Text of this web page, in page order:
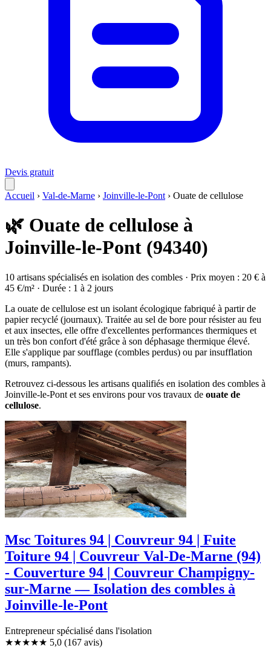
Devis gratuit
Accueil › Val-de-Marne › Joinville-le-Pont › Ouate de cellulose
🌿 Ouate de cellulose à
Joinville-le-Pont (94340)
10 artisans spécialisés en isolation des combles · Prix moyen : 20 € à
45 €/m² · Durée : 1 à 2 jours
La ouate de cellulose est un isolant écologique fabriqué à partir de
papier recyclé (journaux). Traitée au sel de bore pour résister au feu
et aux insectes, elle offre d'excellentes performances thermiques et
un très bon confort d'été grâce à son déphasage thermique élevé.
Elle s'applique par soufflage (combles perdus) ou par insufflation
(murs, rampants).
Retrouvez ci-dessous les artisans qualifiés en isolation des combles à
Joinville-le-Pont et ses environs pour vos travaux de ouate de
cellulose.
Msc Toitures 94 | Couvreur 94 | Fuite
Toiture 94 | Couvreur Val-De-Marne (94)
- Couverture 94 | Couvreur Champigny-
sur-Marne — Isolation des combles à
Joinville-le-Pont
Entrepreneur spécialisé dans l'isolation
★★★★★ 5,0 (167 avis)